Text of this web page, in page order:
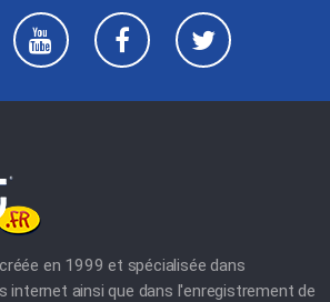
en 1999 et spécialisée dans
internet ainsi que dans l'enregistrement de